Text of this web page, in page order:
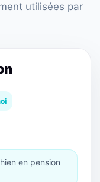
utilisées par
en pension